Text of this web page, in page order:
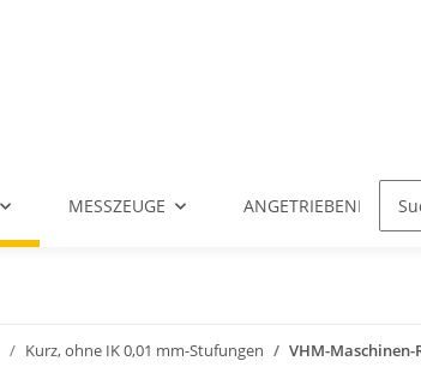
MESSZEUGE ANGETRIEBENE
Kurz, ohne IK 0,01 mm-Stufungen VHM-Maschinen-